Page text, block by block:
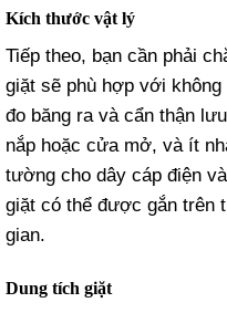
Kích thước vật lý
Tiếp theo, bạn cần phải
giặt sẽ phù hợp với
đo băng ra và cẩn thận
nắp hoặc cửa mở, và ít
tường cho dây cáp điện
giặt có thể được gắn trên
gian.
Dung tích giặt